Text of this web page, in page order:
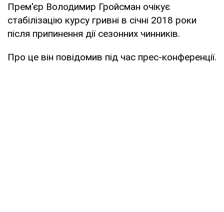
Прем'єр Володимир Гройсман очікує
стабілізацію курсу гривні в січні 2018 роки
після припинення дії сезонних чинників.
Про це він повідомив під час прес-конференції.